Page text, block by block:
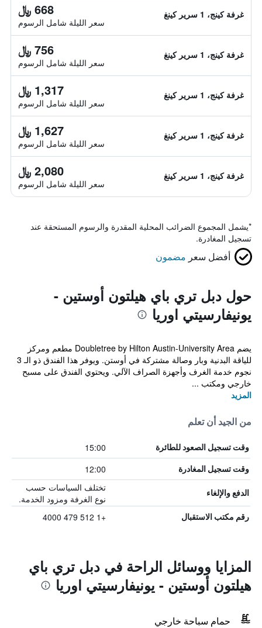
غرفة كينج، 1 سرير كينغ 668 ﷼
سعر الليلة شامل الرسوم
غرفة كينج، 1 سرير كينغ 756 ﷼
سعر الليلة شامل الرسوم
غرفة كينج، 1 سرير كينغ 1,317 ﷼
سعر الليلة شامل الرسوم
غرفة كينج، 1 سرير كينغ 1,627 ﷼
سعر الليلة شامل الرسوم
غرفة كينج، 1 سرير كينغ 2,080 ﷼
سعر الليلة شامل الرسوم
*يشمل المجموع الضرائب المحلية المقدرة والرسوم المستحقة عند
تسجيل المغادرة.
أفضل سعر مضمون
حول دبل تري باي هيلتون أوستين -
يونيفارسيتي اوريا
يضم Doubletree by Hilton Austin-University Area مطعم ومركز
للياقة البدنية وبار وصالة مشتركة في أوستن. ويوفر هذا الفندق ذو الـ 3
نجوم خدمة الغرف وأجهزة الصراف الآلي. ويحتوي الفندق على مسبح
خارجي ومكتب ...
المزيد
من الجيد أن تعلم
وقت تسجيل الصعود للطائرة 15:00
وقت تسجيل المغادرة 12:00
الدفع والإلغاء
تختلف السياسات حسب
نوع الغرفة ومزود الخدمة.
رقم مكتب الاستقبال +1 512 479 4000
المزايا ووسائل الراحة في دبل تري باي
هيلتون أوستين - يونيفارسيتي اوريا
حمام سباحة خارجي